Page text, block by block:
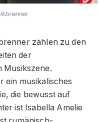
zählen zu den
der
Musikszene.
ein musikalisches
die bewusst auf
ist Isabella Amelie